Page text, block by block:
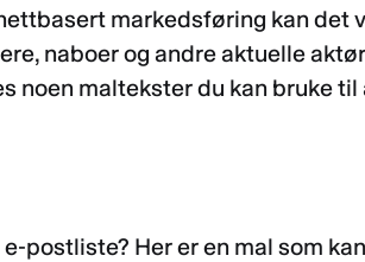
markedsføring kan det
naboer og andre aktuelle
noen maltekster du kan bruke
postliste? Her er en mal som